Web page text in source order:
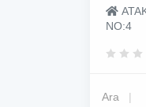
NO:4
Ara